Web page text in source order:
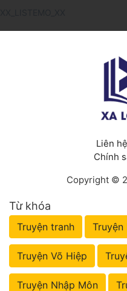
Liên
Chính
Copyright ©
Từ khóa
Truyện tranh Truyện
Truyện Võ Hiệp
Truyện Nhập Môn